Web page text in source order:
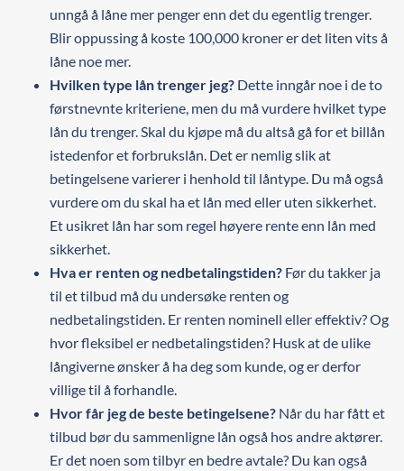
unngå å låne mer penger enn det du egentlig trenger.
Blir oppussing å koste 100,000 kroner er det liten vits å
låne noe mer.
Hvilken type lån trenger jeg? Dette inngår noe i de to
førstnevnte kriteriene, men du må vurdere hvilket type
lån du trenger. Skal du kjøpe må du altså gå for et billån
istedenfor et forbrukslån. Det er nemlig slik at
betingelsene varierer i henhold til låntype. Du må også
vurdere om du skal ha et lån med eller uten sikkerhet.
Et usikret lån har som regel høyere rente enn lån med
sikkerhet.
Hva er renten og nedbetalingstiden? Før du takker ja
til et tilbud må du undersøke renten og
nedbetalingstiden. Er renten nominell eller effektiv? Og
hvor fleksibel er nedbetalingstiden? Husk at de ulike
långiverne ønsker å ha deg som kunde, og er derfor
villige til å forhandle.
Hvor får jeg de beste betingelsene? Når du har fått et
tilbud bør du sammenligne lån også hos andre aktører.
Er det noen som tilbyr en bedre avtale? Du kan også